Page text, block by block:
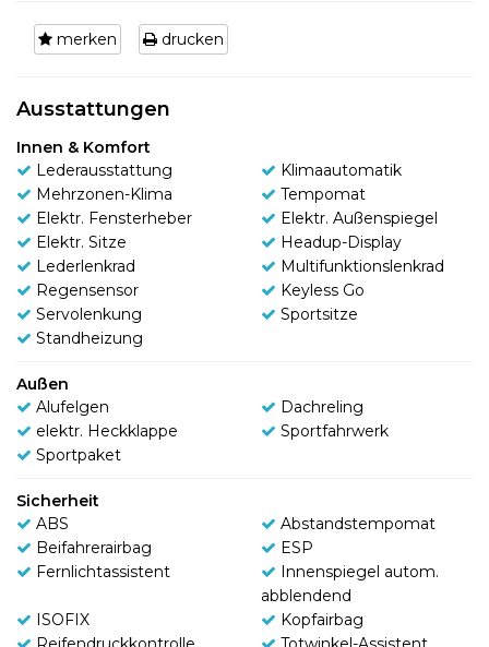
merken drucken
Ausstattungen
Innen & Komfort
Lederausstattung
Klimaautomatik
Mehrzonen-Klima
Tempomat
Elektr. Fensterheber
Elektr. Außenspiegel
Elektr. Sitze
Headup-Display
Lederlenkrad
Multifunktionslenkrad
Regensensor
Keyless Go
Servolenkung
Sportsitze
Standheizung
Außen
Alufelgen
Dachreling
elektr. Heckklappe
Sportfahrwerk
Sportpaket
Sicherheit
ABS
Abstandstempomat
Beifahrerairbag
ESP
Fernlichtassistent
Innenspiegel autom.
abblendend
ISOFIX
Kopfairbag